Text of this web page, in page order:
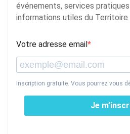
événements, services
informations utiles du Territoire
Votre adresse email
Inscription gratuite. Vous pourrez vous
Je